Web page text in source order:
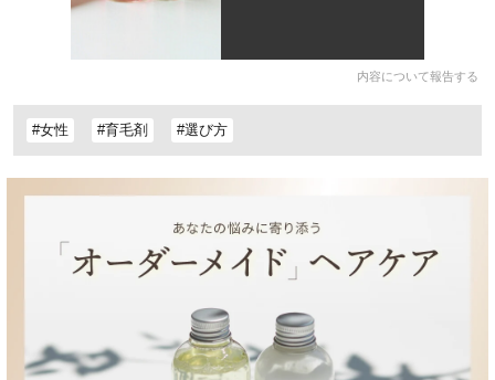
内容について報告する
#女性 #育毛剤 #選び方